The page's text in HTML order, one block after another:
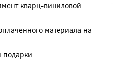
кварц-виниловой
материала на
подарки.